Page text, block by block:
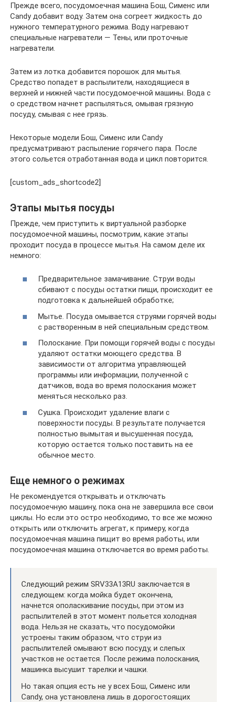
Прежде всего, посудомоечная машина Бош, Сименс или
Candy добавит воду. Затем она согреет жидкость до
нужного температурного режима. Воду нагревают
специальные нагреватели — Тены, или проточные
нагреватели.
Затем из лотка добавится порошок для мытья.
Средство попадет в распылители, находящиеся в
верхней и нижней части посудомоечной машины. Вода с
о средством начнет распыляться, омывая грязную
посуду, смывая с нее грязь.
Некоторые модели Бош, Сименс или Candy
предусматривают распыление горячего пара. После
этого сольется отработанная вода и цикл повторится.
[custom_ads_shortcode2]
Этапы мытья посуды
Прежде, чем приступить к виртуальной разборке
посудомоечной машины, посмотрим, какие этапы
проходит посуда в процессе мытья. На самом деле их
немного:
Предварительное замачивание. Струи воды
сбивают с посуды остатки пищи, происходит ее
подготовка к дальнейшей обработке;
Мытье. Посуда омывается струями горячей воды
с растворенным в ней специальным средством.
Полоскание. При помощи горячей воды с посуды
удаляют остатки моющего средства. В
зависимости от алгоритма управляющей
программы или информации, полученной с
датчиков, вода во время полоскания может
меняться несколько раз.
Сушка. Происходит удаление влаги с
поверхности посуды. В результате получается
полностью вымытая и высушенная посуда,
которую остается только поставить на ее
обычное место.
Еще немного о режимах
Не рекомендуется открывать и отключать
посудомоечную машину, пока она не завершила все свои
циклы. Но если это остро необходимо, то все же можно
открыть или отключить агрегат, к примеру, когда
посудомоечная машина пищит во время работы, или
посудомоечная машина отключается во время работы.
Следующий режим SRV33A13RU заключается в
следующем: когда мойка будет окончена,
начнется ополаскивание посуды, при этом из
распылителей в этот момент польется холодная
вода. Нельзя не сказать, что посудомойки
устроены таким образом, что струи из
распылителей омывают всю посуду, и слепых
участков не остается. После режима полоскания,
машинка высушит тарелки и чашки.
Но такая опция есть не у всех Бош, Сименс или
Candy, она установлена лишь в дорогостоящих